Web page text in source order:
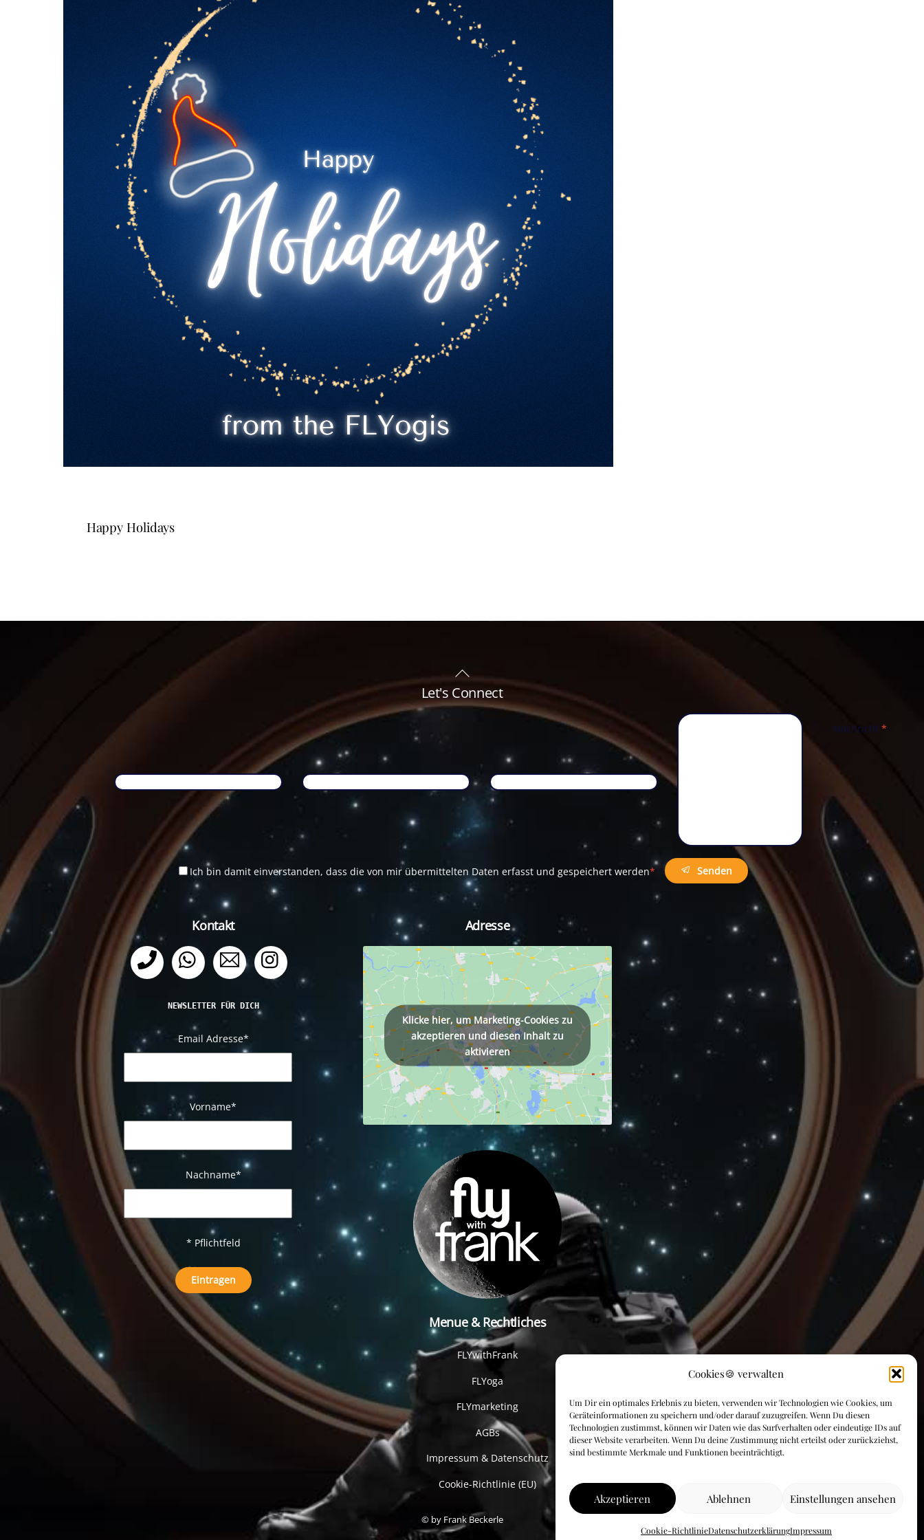
Cookies🍪 verwalten
Um Dir ein optimales Erlebnis zu bieten, verwenden wir Technologien wie Cookies, um
Geräteinformationen zu speichern und/oder darauf zuzugreifen. Wenn Du diesen
Technologien zustimmst, können wir Daten wie das Surfverhalten oder eindeutige IDs auf
dieser Website verarbeiten. Wenn Du deine Zustimmung nicht erteilst oder zurückziehst,
sind bestimmte Merkmale und Funktionen beeinträchtigt.
Akzeptieren Ablehnen Einstellungen ansehen
Cookie-RichtlinieDatenschutzerklärungImpressum
Happy Holidays
Back
To
Top
Let's Connect
Nachricht *
Ich bin damit einverstanden, dass die von mir übermittelten Daten erfasst und gespeichert werden* Senden
Kontakt
Telefon WhatsApp Email
NEWSLETTER FÜR DICH
Email Adresse*
Vorname*
Nachname*
* Pflichtfeld
Adresse
Klicke hier, um Marketing-Cookies zu
akzeptieren und diesen Inhalt zu
aktivieren
Menue & Rechtliches
FLYwithFrank
FLYoga
FLYmarketing
AGBs
Impressum & Datenschutz
Cookie-Richtlinie (EU)
© by Frank Beckerle